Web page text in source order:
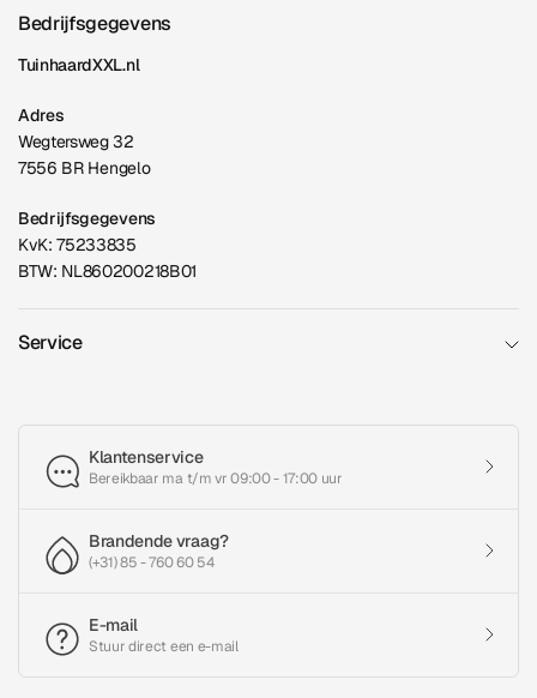
Bedrijfsgegevens
TuinhaardXXL.nl
Adres
Wegtersweg 32
7556 BR Hengelo
Bedrijfsgegevens
KvK: 75233835
BTW: NL860200218B01
Service
Klantenservice
Bereikbaar ma t/m vr 09:00 - 17:00 uur
Brandende vraag?
(+31) 85 - 760 60 54
E-mail
Stuur direct een e-mail